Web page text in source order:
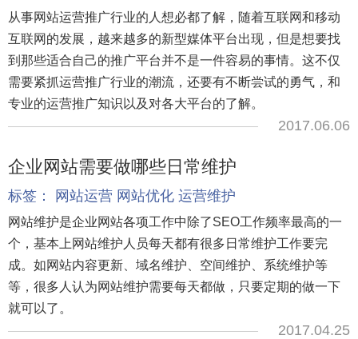
从事网站运营推广行业的人想必都了解，随着互联网和移动
互联网的发展，越来越多的新型媒体平台出现，但是想要找
到那些适合自己的推广平台并不是一件容易的事情。这不仅
需要紧抓运营推广行业的潮流，还要有不断尝试的勇气，和
专业的运营推广知识以及对各大平台的了解。
2017.06.06
企业网站需要做哪些日常维护
标签： 网站运营 网站优化 运营维护
网站维护是企业网站各项工作中除了SEO工作频率最高的一
个，基本上网站维护人员每天都有很多日常维护工作要完
成。如网站内容更新、域名维护、空间维护、系统维护等
等，很多人认为网站维护需要每天都做，只要定期的做一下
就可以了。
2017.04.25